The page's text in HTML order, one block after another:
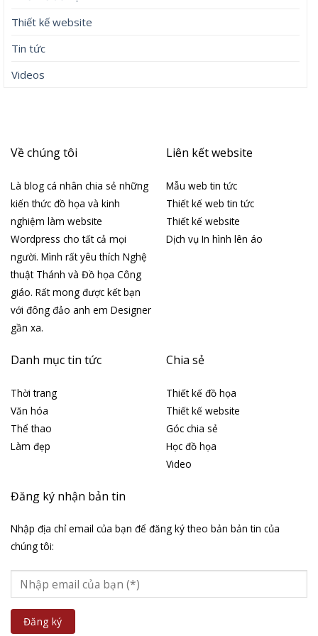
Thiết kế website
Tin tức
Videos
Về chúng tôi
Là blog cá nhân chia sẻ những
kiến thức đồ họa và kinh
nghiệm làm website
Wordpress cho tất cả mọi
người. Mình rất yêu thích Nghệ
thuật Thánh và Đồ họa Công
giáo. Rất mong được kết bạn
với đông đảo anh em Designer
gần xa.
Liên kết website
Mẫu web tin tức
Thiết kế web tin tức
Thiết kế website
Dịch vụ In hình lên áo
Danh mục tin tức
Thời trang
Văn hóa
Thể thao
Làm đẹp
Chia sẻ
Thiết kế đồ họa
Thiết kế website
Góc chia sẻ
Học đồ họa
Video
Đăng ký nhận bản tin
Nhập địa chỉ email của bạn để đăng ký theo bản bản tin của
chúng tôi: